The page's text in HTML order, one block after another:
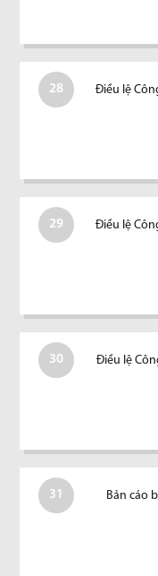
28 Điều lệ
29 Điều lệ
30 Điều lệ
31 Bản cáo